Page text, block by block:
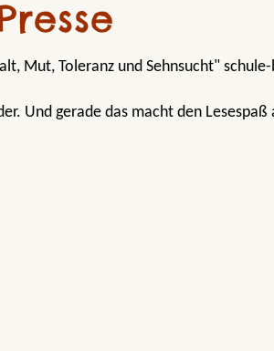
Mut, Toleranz und Sehnsucht"
Und gerade das macht den Lesespaß